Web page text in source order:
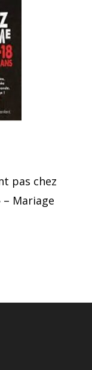
pas chez
– Mariage